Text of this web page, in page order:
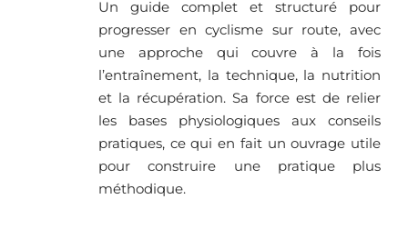
Un guide complet et structuré pour
progresser en cyclisme sur route, avec
une approche qui couvre à la fois
l’entraînement, la technique, la nutrition
et la récupération. Sa force est de relier
les bases physiologiques aux conseils
pratiques, ce qui en fait un ouvrage utile
pour construire une pratique plus
méthodique.